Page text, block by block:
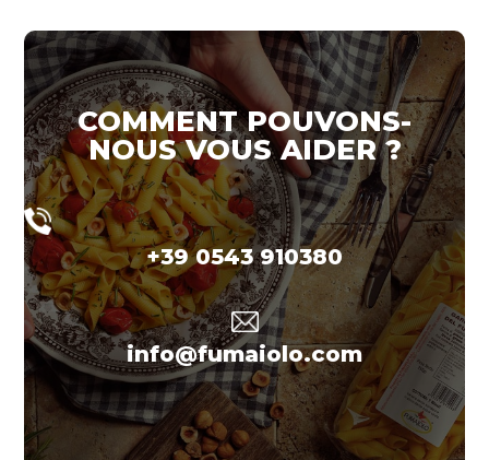
COMMENT POUVONS-
NOUS VOUS AIDER ?
+39 0543 910380
info@fumaiolo.com